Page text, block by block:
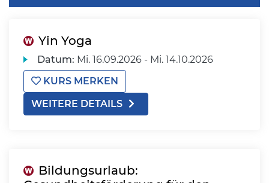
Yin Yoga
Datum: Mi. 16.09.2026 - Mi. 14.10.2026
KURS MERKEN
WEITERE DETAILS
Bildungsurlaub: